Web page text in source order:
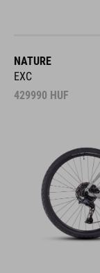
NATURE
EXC
429990 HUF